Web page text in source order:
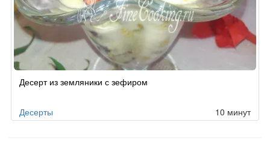
Десерт из земляники с зефиром
Десерты 10 минут